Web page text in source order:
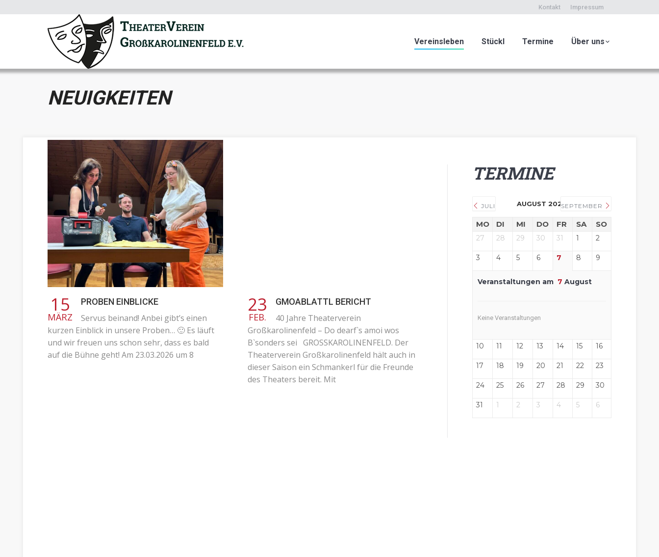
Kontakt Impressum
Vereinsleben Stückl Termine Über uns
NEUIGKEITEN
15
MÄRZ
PROBEN EINBLICKE
Servus beinand! Anbei gibt’s einen
kurzen Einblick in unsere Proben… 🙂 Es läuft
und wir freuen uns schon sehr, dass es bald
auf die Bühne geht! Am 23.03.2026 um 8
23
FEB.
GMOABLATTL BERICHT
40 Jahre Theaterverein
Großkarolinenfeld – Do dearf`s amoi wos
B`sonders sei GROSSKAROLINENFELD. Der
Theaterverein Großkarolinenfeld hält auch in
dieser Saison ein Schmankerl für die Freunde
des Theaters bereit. Mit
TERMINE
JULI AUGUST 2026SEPTEMBER
MO DI MI DO FR SA SO
27 28 29 30 31 1 2
3 4 5 6 7 8 9
Veranstaltungen am 7 August
Keine Veranstaltungen
10 11 12 13 14 15 16
17 18 19 20 21 22 23
24 25 26 27 28 29 30
31 1 2 3 4 5 6
Mehr Informationen